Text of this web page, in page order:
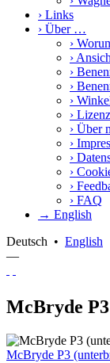
› Links
› Über …
›
›
›
›
›
›
› Über
›
›
›
›
› FAQ
→ English
Deutsch • English
—
McBryde
McBryde P3